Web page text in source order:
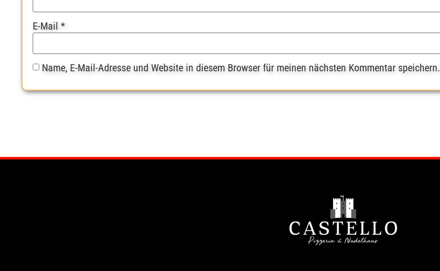
E-Mail *
Name, E-Mail-Adresse und Website in diesem Browser für meinen nächsten Kommentar speichern.